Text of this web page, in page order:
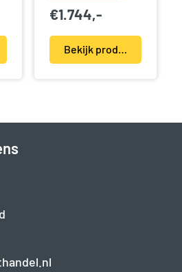
€1.744,-
Bekijk product(en)